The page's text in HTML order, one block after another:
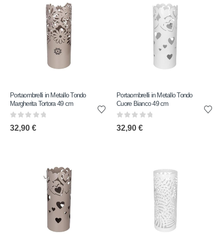
Portaombrelli in Metallo Tondo
Margherita Tortora 49 cm
0 out of 5
32,90 €
Portaombrelli in Metallo Tondo
Cuore Bianco 49 cm
0 out of 5
32,90 €